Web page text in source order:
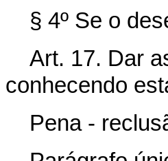
§ 4º Se o
Art. 17. Dar
conhecendo
Pena -